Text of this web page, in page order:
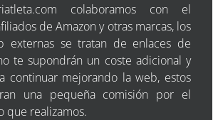
colaboramos con el
de Amazon y otras marcas, los
externas se tratan de enlaces de
te supondrán un coste adicional y
continuar mejorando la web, estos
una pequeña comisión por el
que realizamos.